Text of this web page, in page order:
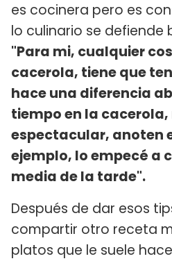
es cocinera pero es
lo culinario se defiende
"Para mi, cualquier
cacerola, tiene que
hace una diferencia
tiempo en la cacerola,
espectacular, anoten
ejemplo, lo empecé a
media de la tarde".
Después de dar esos
compartir otro receta
platos que le suele